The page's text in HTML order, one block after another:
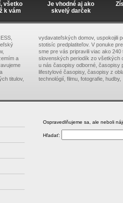
všetko
k vám
Je vhodné aj ako
skvelý darček
a
titulov,
vydavateľských domov, uspokojili
stotisíc predplatiteľov. V ponuke
sme pre vás pripravili viac ako
slovenských periodík zo všetkých
u nás časopisy odborné, časopisy
lifestylové časopisy, časopisy z
technológií, filmu, fotografie, hudby,
Ospravedlňujeme sa, ale neboli
Hľadať: